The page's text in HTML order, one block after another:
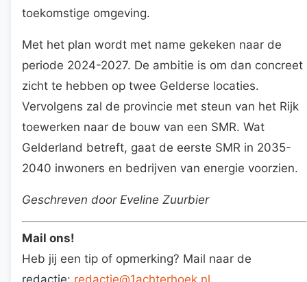
toekomstige omgeving.
Met het plan wordt met name gekeken naar de
periode 2024-2027. De ambitie is om dan concreet
zicht te hebben op twee Gelderse locaties.
Vervolgens zal de provincie met steun van het Rijk
toewerken naar de bouw van een SMR. Wat
Gelderland betreft, gaat de eerste SMR in 2035-
2040 inwoners en bedrijven van energie voorzien.
Geschreven door Eveline Zuurbier
Mail ons!
Heb jij een tip of opmerking? Mail naar de